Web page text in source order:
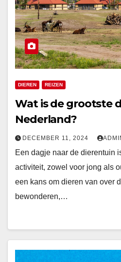
DIEREN REIZEN
Wat is de grootste
Nederland?
DECEMBER 11, 2024
Een dagje naar de dierentuin
activiteit, zowel voor jong als
een kans om dieren van over
bewonderen,…